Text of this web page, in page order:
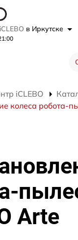
в Иркутске
iCLEBO
колеса робота-
Arte